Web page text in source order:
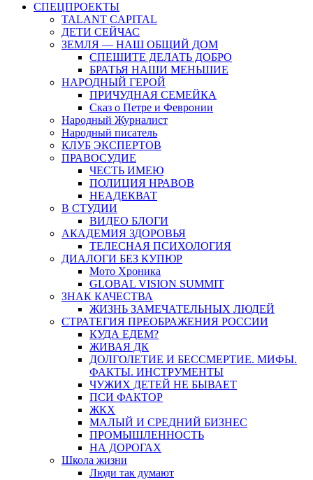
СПЕЦПРОЕКТЫ
TALANT CAPITAL
ДЕТИ СЕЙЧАС
ЗЕМЛЯ — НАШ ОБЩИЙ ДОМ
СПЕШИТЕ ДЕЛАТЬ ДОБРО
БРАТЬЯ НАШИ МЕНЬШИЕ
НАРОДНЫЙ ГЕРОЙ
ПРИЧУДНАЯ СЕМЕЙКА
Сказ о Петре и Февронии
Народный Журналист
Народный писатель
КЛУБ ЭКСПЕРТОВ
ПРАВОСУДИЕ
ЧЕСТЬ ИМЕЮ
ПОЛИЦИЯ НРАВОВ
НЕАДЕКВАТ
В СТУДИИ
ВИДЕО БЛОГИ
АКАДЕМИЯ ЗДОРОВЬЯ
ТЕЛЕСНАЯ ПСИХОЛОГИЯ
ДИАЛОГИ БЕЗ КУПЮР
Мото Хроника
GLOBAL VISION SUMMIT
ЗНАК КАЧЕСТВА
ЖИЗНЬ ЗАМЕЧАТЕЛЬНЫХ ЛЮДЕЙ
СТРАТЕГИЯ ПРЕОБРАЖЕНИЯ РОССИИ
КУДА ЕДЕМ?
ЖИВАЯ ДК
ДОЛГОЛЕТИЕ И БЕССМЕРТИЕ. МИФЫ.
ФАКТЫ. ИНСТРУМЕНТЫ
ЧУЖИХ ДЕТЕЙ НЕ БЫВАЕТ
ПСИ ФАКТОР
ЖКХ
МАЛЫЙ И СРЕДНИЙ БИЗНЕС
ПРОМЫШЛЕННОСТЬ
НА ДОРОГАХ
Школа жизни
Люди так думают